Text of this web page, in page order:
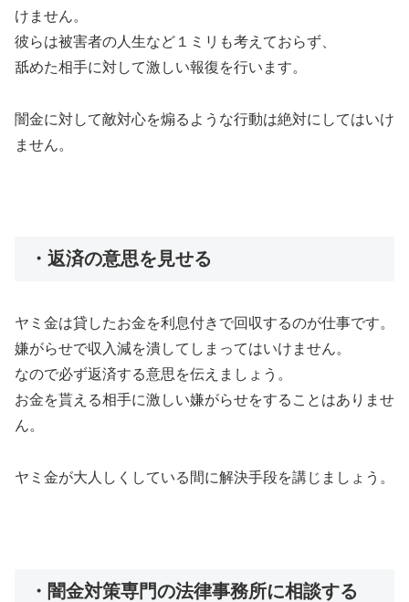
けません。
彼らは被害者の人生など１ミリも考えておらず、
舐めた相手に対して激しい報復を行います。
闇金に対して敵対心を煽るような行動は絶対にしてはいけ
ません。
・返済の意思を見せる
ヤミ金は貸したお金を利息付きで回収するのが仕事です。
嫌がらせで収入減を潰してしまってはいけません。
なので必ず返済する意思を伝えましょう。
お金を貰える相手に激しい嫌がらせをすることはありませ
ん。
ヤミ金が大人しくしている間に解決手段を講じましょう。
・闇金対策専門の法律事務所に相談する